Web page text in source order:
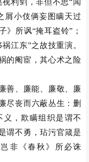
利剑，非但不思“闻
屑小伎俩妄图瞒天过
》所讽“掩耳盗铃”；
江东”之故技重演。
的阉宦，其心术之险
善、廉能、廉敬、廉
尽丧而六蔽丛生：删
，欺瞒组织是谓不
谓不勇，玷污官箴是
非《春秋》所必诛